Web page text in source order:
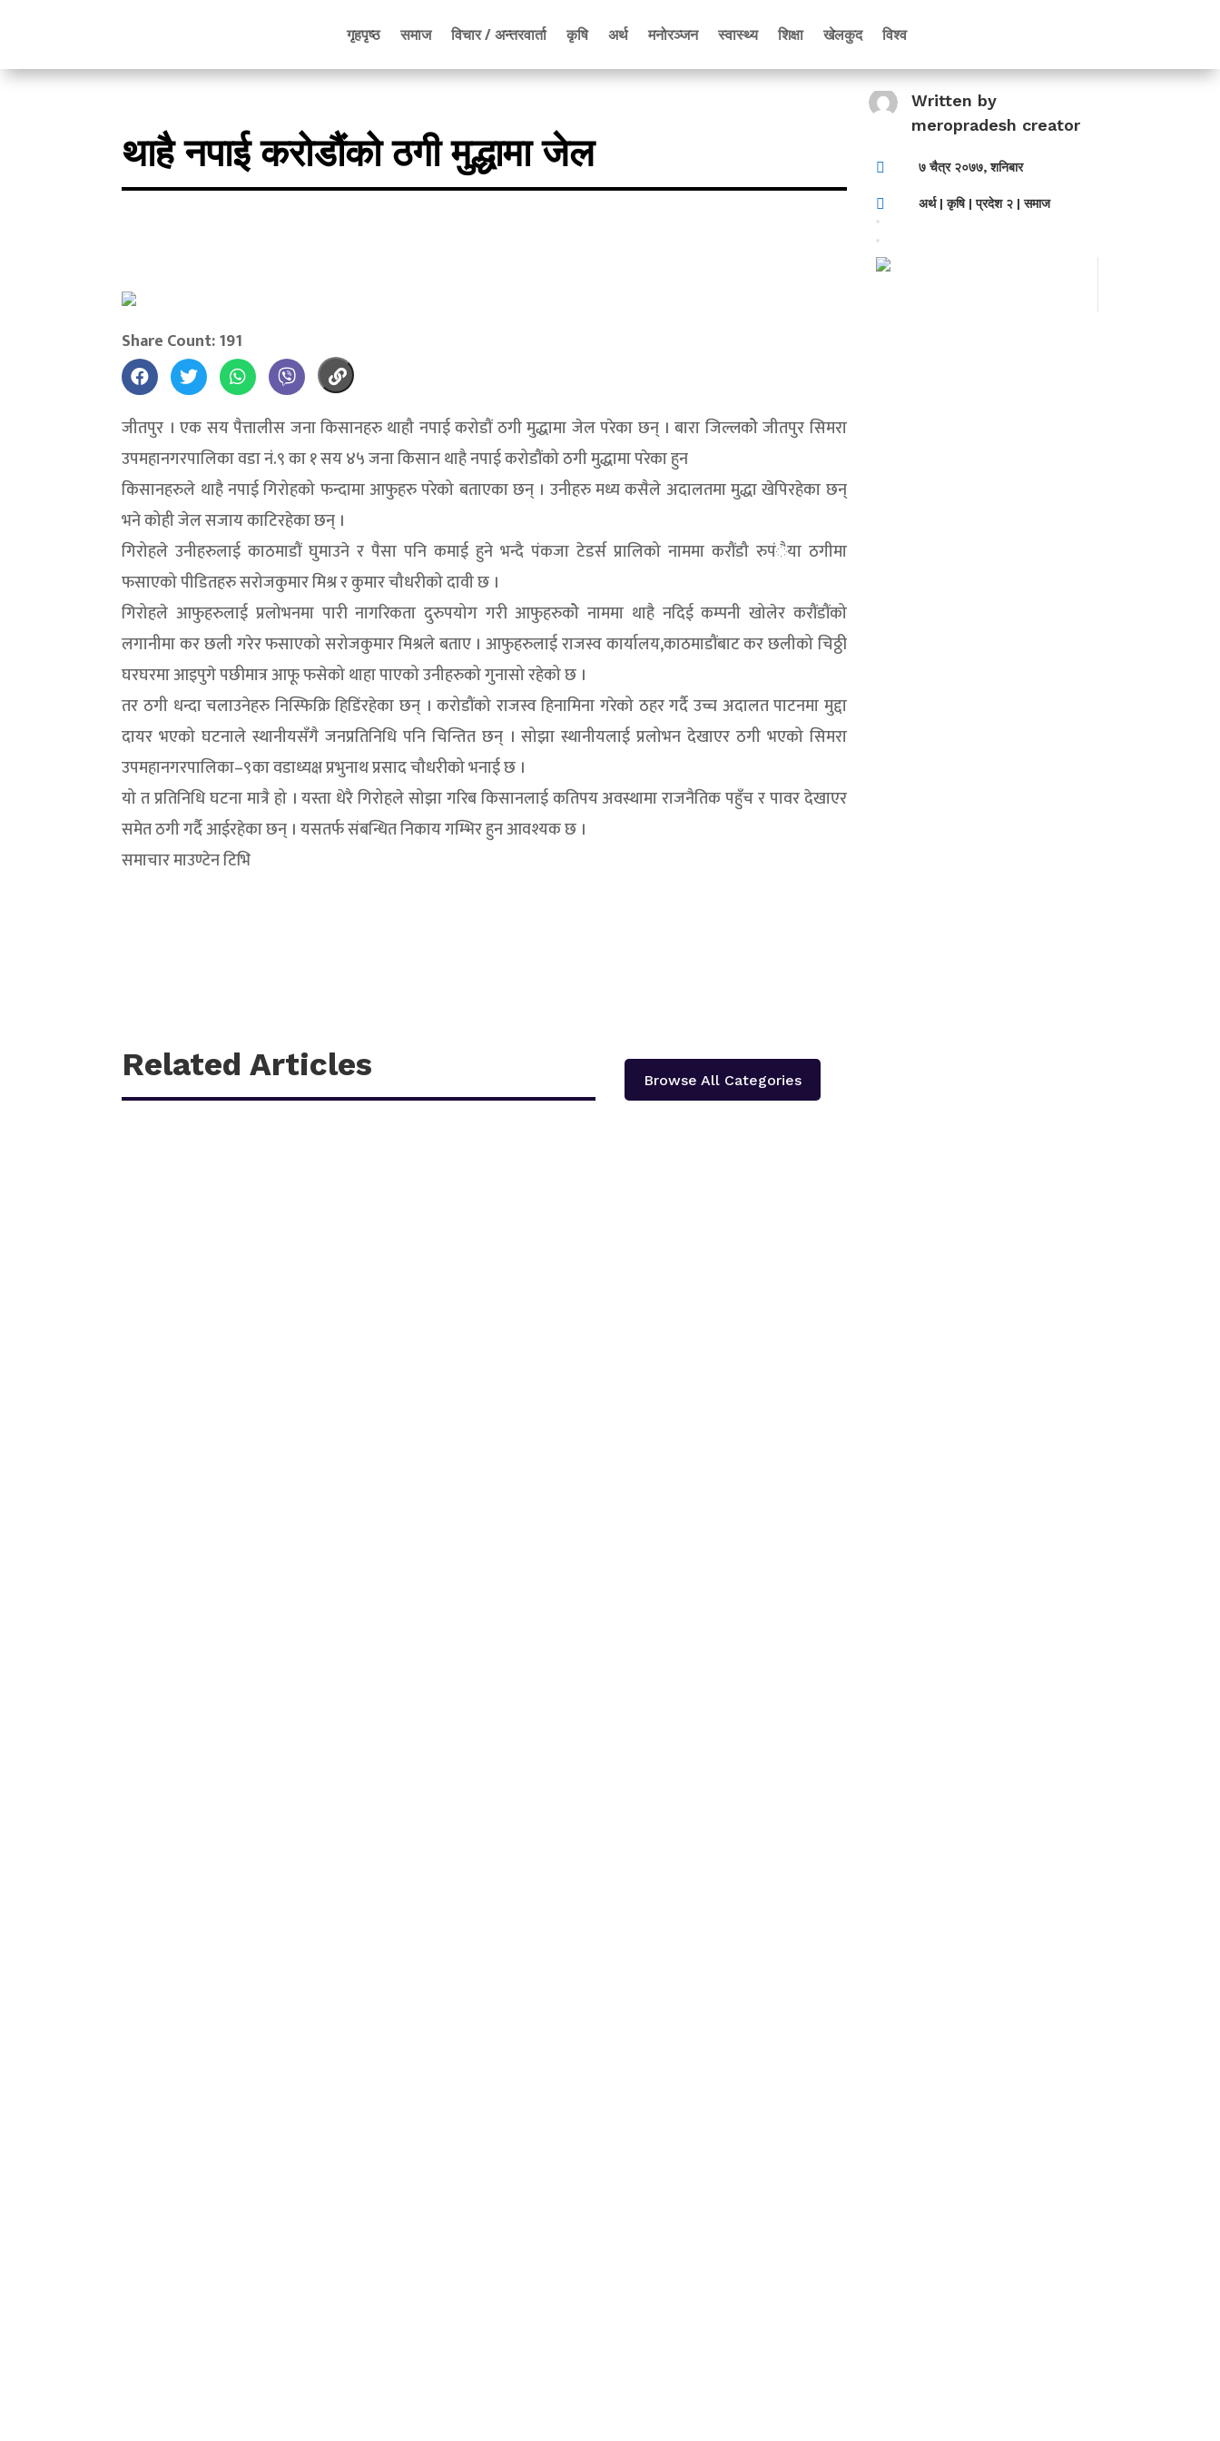
गृहपृष्ठ समाज विचार / अन्तरवार्ता कृषि अर्थ मनोरञ्जन स्वास्थ्य शिक्षा खेलकुद विश्व
थाहै नपाई करोडौंको ठगी मुद्धामा जेल
Written by
meropradesh creator
 ७ चैत्र २०७७, शनिबार
 अर्थ|कृषि|प्रदेश २ |समाज
Share Count: 191
जीतपुर । एक सय पैत्तालीस जना किसानहरु थाहौ नपाई करोडौं ठगी मुद्धामा जेल परेका छन् । बारा जिल्लकोे जीतपुर सिमरा
उपमहानगरपालिका वडा नं.९ का १ सय ४५ जना किसान थाहै नपाई करोडौंको ठगी मुद्धामा परेका हुन
किसानहरुले थाहै नपाई गिरोहको फन्दामा आफुहरु परेको बताएका छन् । उनीहरु मध्य कसैले अदालतमा मुद्धा खेपिरहेका छन्
भने कोही जेल सजाय काटिरहेका छन् ।
गिरोहले उनीहरुलाई काठमाडौं घुमाउने र पैसा पनि कमाई हुने भन्दै पंकजा टेडर्स प्रालिको नाममा करौंडौ रुपंैया ठगीमा
फसाएको पीडितहरु सरोजकुमार मिश्र र कुमार चौधरीको दावी छ ।
गिरोहले आफुहरुलाई प्रलोभनमा पारी नागरिकता दुरुपयोग गरी आफुहरुकोे नाममा थाहै नदिई कम्पनी खोलेर करौंडौंको
लगानीमा कर छली गरेर फसाएको सरोजकुमार मिश्रले बताए । आफुहरुलाई राजस्व कार्यालय,काठमाडौंबाट कर छलीको चिठ्ठी
घरघरमा आइपुगे पछीमात्र आफू फसेको थाहा पाएको उनीहरुको गुनासो रहेको छ ।
तर ठगी धन्दा चलाउनेहरु निस्फिक्रि हिडिंरहेका छन् । करोडौंको राजस्व हिनामिना गरेको ठहर गर्दै उच्च अदालत पाटनमा मुद्दा
दायर भएको घटनाले स्थानीयसँगै जनप्रतिनिधि पनि चिन्तित छन् । सोझा स्थानीयलाई प्रलोभन देखाएर ठगी भएको सिमरा
उपमहानगरपालिका–९का वडाध्यक्ष प्रभुनाथ प्रसाद चौधरीको भनाई छ ।
यो त प्रतिनिधि घटना मात्रै हो । यस्ता धेरै गिरोहले सोझा गरिब किसानलाई कतिपय अवस्थामा राजनैतिक पहुँच र पावर देखाएर
समेत ठगी गर्दै आईरहेका छन् । यसतर्फ संबन्धित निकाय गम्भिर हुन आवश्यक छ ।
समाचार माउण्टेन टिभि
Related Articles Browse All Categories